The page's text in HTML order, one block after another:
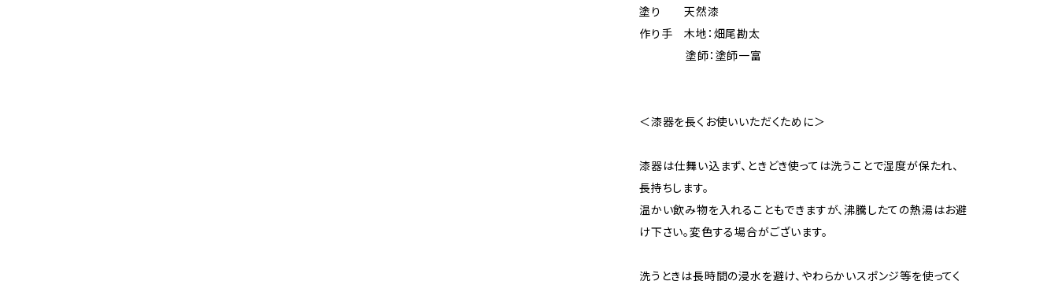
塗り 天然漆
作り手 木地：畑尾勘太
塗師：塗師一富
＜漆器を長くお使いいただくために＞
漆器は仕舞い込まず、ときどき使っては洗うことで湿度が保たれ、
長持ちします。
温かい飲み物を入れることもできますが、沸騰したての熱湯はお避
け下さい。変色する場合がございます。
洗うときは長時間の浸水を避け、やわらかいスポンジ等を使ってく